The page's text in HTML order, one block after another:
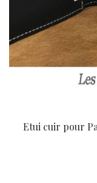
Etui cuir pour